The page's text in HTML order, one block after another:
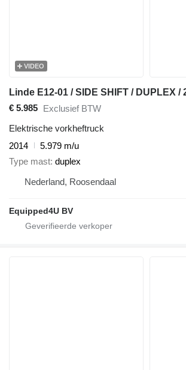
VIDEO
Linde E12-01 / SIDE SHIFT / DUPLEX /
€ 5.985 Exclusief BTW
Elektrische vorkheftruck
2014
5.979 m/u
Type mast duplex
Nederland, Roosendaal
Equipped4U BV